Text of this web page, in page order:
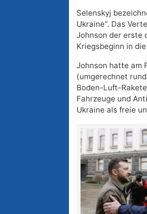
Selenskyj
Ukraine“. Das
Johnson der erste
Kriegsbeginn in
Johnson hatte am
(umgerechnet
Boden-Luft-
Fahrzeuge und
Ukraine als freie